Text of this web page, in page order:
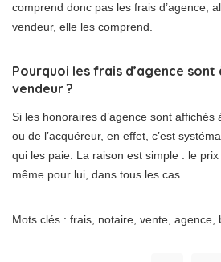
comprend donc pas les frais d’agence,
vendeur, elle les comprend.
Pourquoi les frais d’agence sont
vendeur ?
Si les honoraires d’agence sont
ou de l’acquéreur, en effet, c’est
qui les paie. La raison est simple : le
même pour lui, dans tous les cas.
Mots clés : frais, notaire, vente, agence,